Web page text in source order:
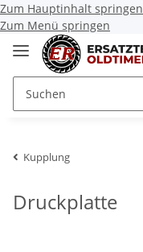
Zum Hauptinhalt springen
Zum Menü springen
Kupplung
Druckplatte